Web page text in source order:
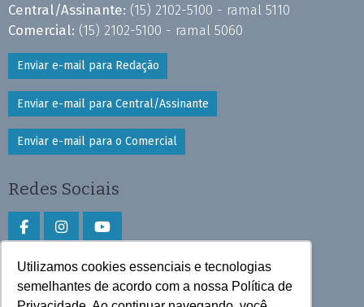
Utilizamos cookies essenciais e tecnologias
semelhantes de acordo com a nossa Política de
Central/Assinante: (15) 2102-5100 - ramal 5110
Comercial: (15) 2102-5100 - ramal 5060
Enviar e-mail para Redação
Enviar e-mail para Central/Assinante
Enviar e-mail para o Comercial
Redes Sociais
Faça download do aplicativo